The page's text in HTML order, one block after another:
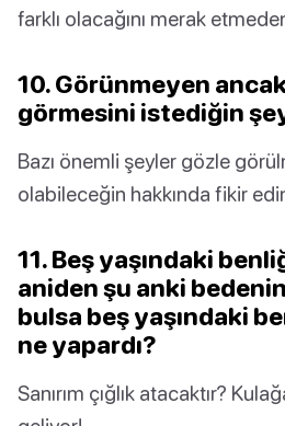
farklı olacağını merak
10. Görünmeyen
görmesini istediğin
Bazı önemli şeyler gözle
olabileceğin hakkında fikir
11. Beş yaşındaki
aniden şu anki
bulsa beş yaşındaki
ne yapardı?
Sanırım çığlık atacaktır?